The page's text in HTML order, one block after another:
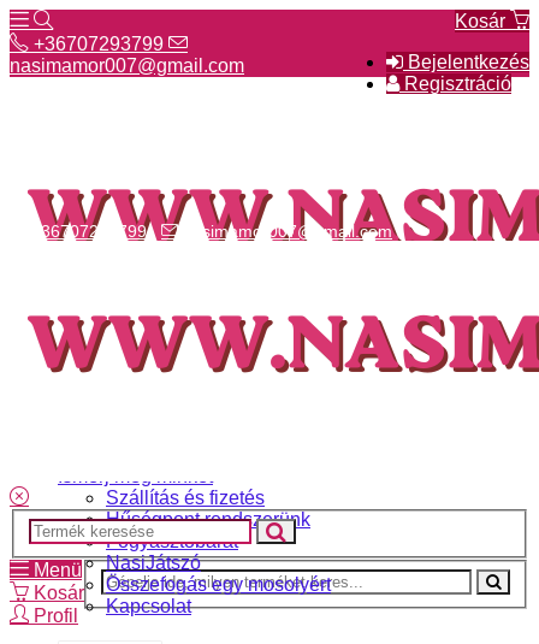
Kosár
Bejelentkezés
Regisztráció
+36707293799
nasimamor007@gmail.com
Szállítás és fizetés
Hűségpont rendszerünk
Fogyasztóbarát
NasiJátszó
Összefogás egy mosolyért
Kapcsolat
+36707293799 nasimamor007@gmail.com
Menü
Kosár
Profil